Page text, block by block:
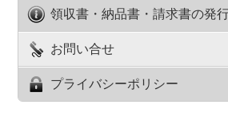
領収書・納品書・請求書の発
お問い合せ
プライバシーポリシー